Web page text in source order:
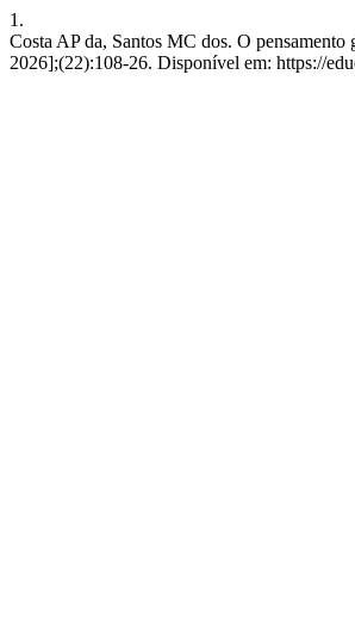
1.
Costa AP da, Santos MC dos. O
2026];(22):108-26. Disponível em: https://